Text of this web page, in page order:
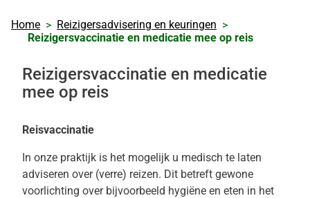
Home
Reizigersadvisering en keuringen
Reizigersvaccinatie en medicatie mee op reis
Reizigersvaccinatie en medicatie
mee op reis
Reisvaccinatie
In onze praktijk is het mogelijk u medisch te laten
adviseren over (verre) reizen. Dit betreft gewone
voorlichting over bijvoorbeeld hygiëne en eten in het